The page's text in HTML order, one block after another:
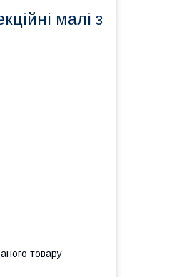
малі з
товару